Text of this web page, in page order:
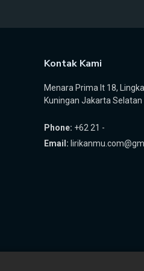
Kontak Kami
Menara Prima lt 18,
Kuningan Jakarta Selatan
Phone: +62 21 -
Email: